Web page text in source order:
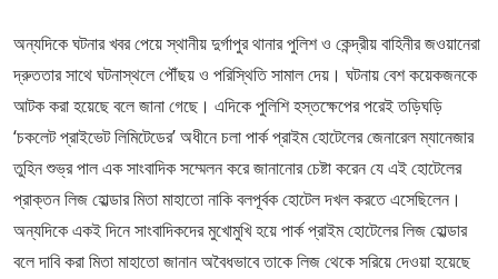
অন্যদিকে ঘটনার খবর পেয়ে স্থানীয় দুর্গাপুর থানার পুলিশ ও কেন্দ্রীয় বাহিনীর জওয়ানেরা
দ্রুততার সাথে ঘটনাস্থলে পৌঁছয় ও পরিস্থিতি সামাল দেয়। ঘটনায় বেশ কয়েকজনকে
আটক করা হয়েছে বলে জানা গেছে। এদিকে পুলিশি হস্তক্ষেপের পরেই তড়িঘড়ি
‘চকলেট প্রাইভেট লিমিটেডের’ অধীনে চলা পার্ক প্রাইম হোটেলের জেনারেল ম্যানেজার
তুহিন শুভ্র পাল এক সাংবাদিক সম্মেলন করে জানানোর চেষ্টা করেন যে এই হোটেলের
প্রাক্তন লিজ হোল্ডার মিতা মাহাতো নাকি বলপূর্বক হোটেল দখল করতে এসেছিলেন।
অন্যদিকে একই দিনে সাংবাদিকদের মুখোমুখি হয়ে পার্ক প্রাইম হোটেলের লিজ হোল্ডার
বলে দাবি করা মিতা মাহাতো জানান অবৈধভাবে তাকে লিজ থেকে সরিয়ে দেওয়া হয়েছে